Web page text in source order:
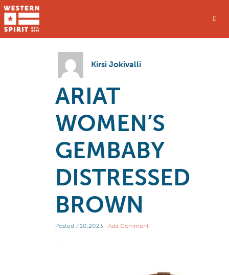
Kirsi Jokivalli
ARIAT
WOMEN’S
GEMBABY
DISTRESSED
BROWN
Posted 7.10.2023 · Add Comment